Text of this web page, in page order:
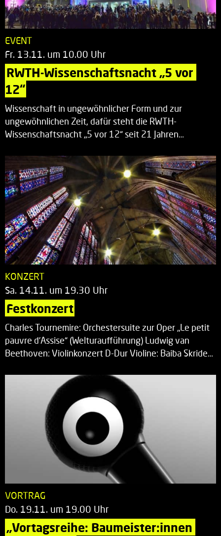
EVENT
Fr. 13.11. um 10.00 Uhr
RWTH-Wissenschaftsnacht „5 vor
12“
Wissenschaft in ungewöhnlicher Form und zur
ungewöhnlichen Zeit, dafür steht die RWTH-
Wissenschaftsnacht „5 vor 12“ seit 21 Jahren…
KONZERT
Sa. 14.11. um 19.30 Uhr
Festkonzert
Charles Tournemire: Orchestersuite zur Oper „Le petit
pauvre d’Assise“ (Welturaufführung) Ludwig van
Beethoven: Violinkonzert D-Dur Violine: Baiba Skride…
VORTRAG
Do. 19.11. um 19.00 Uhr
„Vortagsreihe: Baumeister:innen